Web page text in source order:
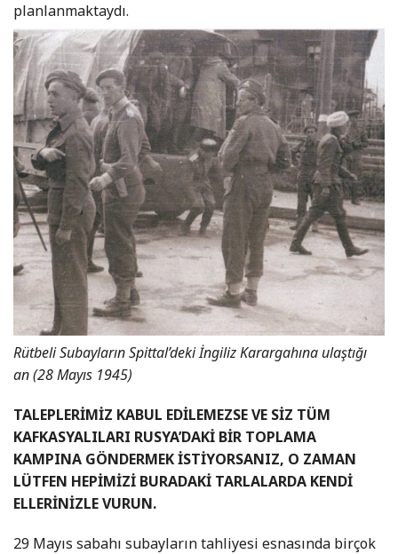
planlanmaktaydı.
Rütbeli Subayların Spittal’deki İngiliz Karargahına ulaştığı
an (28 Mayıs 1945)
TALEPLERİMİZ KABUL EDİLEMEZSE VE SİZ TÜM
KAFKASYALILARI RUSYA’DAKİ BİR TOPLAMA
KAMPINA GÖNDERMEK İSTİYORSANIZ, O ZAMAN
LÜTFEN HEPİMİZİ BURADAKİ TARLALARDA KENDİ
ELLERİNİZLE VURUN.
29 Mayıs sabahı subayların tahliyesi esnasında birçok